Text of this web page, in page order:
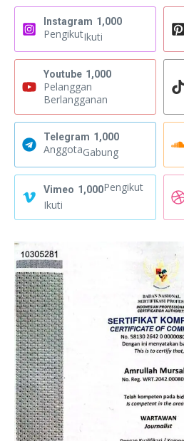
Instagram 1,000
PengikutIkuti
Youtube 1,000
Pelanggan
Berlangganan
Telegram 1,000
AnggotaGabung
Vimeo 1,000Pengikut
Ikuti